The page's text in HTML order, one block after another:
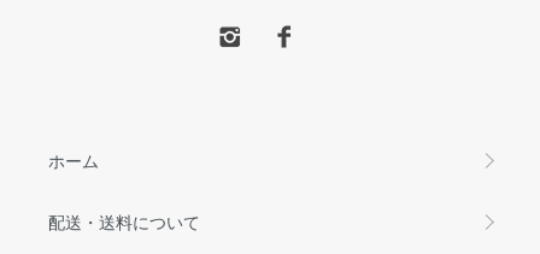
ホーム
配送・送料について